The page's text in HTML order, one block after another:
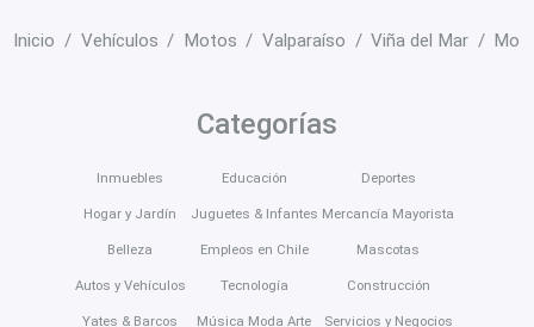
Inicio Vehículos Motos Valparaíso Viña del Mar
Categorías
Inmuebles
Hogar y Jardín
Belleza
Autos y Vehículos
Yates & Barcos
Educación
Juguetes & Infantes
Empleos en Chile
Tecnología
Música Moda Arte
Deportes
Mercancía Mayorista
Mascotas
Construcción
Servicios y Negocios